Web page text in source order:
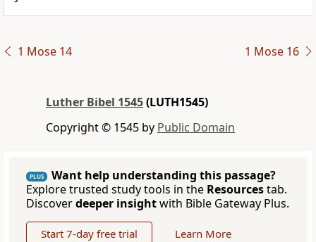
1 Mose 14 1 Mose 16
Luther Bibel 1545(LUTH1545)
Copyright © 1545 by Public Domain
PLUS
Want help understanding this passage?
Explore trusted study tools in the Resourcestab.
Discoverdeeper insightwith Bible Gateway Plus.
Start 7-day free trial Learn More